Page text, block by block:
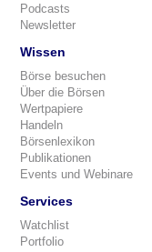
Podcasts
Newsletter
Wissen
Börse besuchen
Über die Börsen
Wertpapiere
Handeln
Börsenlexikon
Publikationen
Events und Webinare
Services
Watchlist
Portfolio